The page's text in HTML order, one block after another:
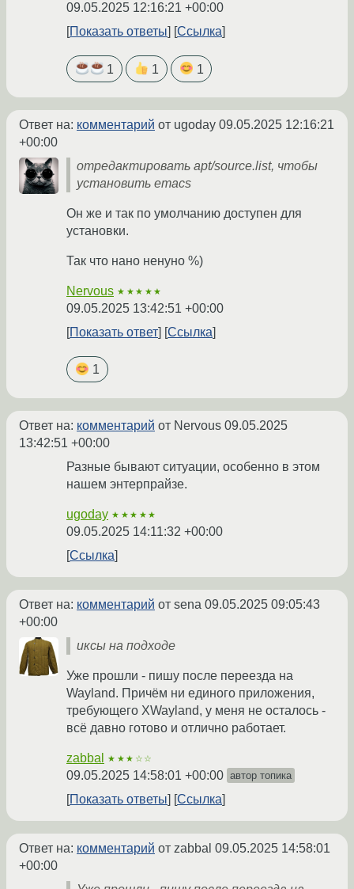
09.05.2025 12:16:21 +00:00
Показать ответы
Ссылка
1 1 1
Ответ на: комментарий от ugoday 09.05.2025 12:16:21
+00:00
отредактировать apt/source.list, чтобы
установить emacs
Он же и так по умолчанию доступен для
установки.
Так что нано ненуно %)
Nervous ★★★★★
09.05.2025 13:42:51 +00:00
Показать ответ
Ссылка
1
Ответ на: комментарий от Nervous 09.05.2025
13:42:51 +00:00
Разные бывают ситуации, особенно в этом
нашем энтерпрайзе.
ugoday ★★★★★
09.05.2025 14:11:32 +00:00
Ссылка
Ответ на: комментарий от sena 09.05.2025 09:05:43
+00:00
иксы на подходе
Уже прошли - пишу после переезда на
Wayland. Причём ни единого приложения,
требующего XWayland, у меня не осталось -
всё давно готово и отлично работает.
zabbal ★★★☆☆
09.05.2025 14:58:01 +00:00 автор топика
Показать ответы Ссылка
Ответ на: комментарий от zabbal 09.05.2025 14:58:01
+00:00